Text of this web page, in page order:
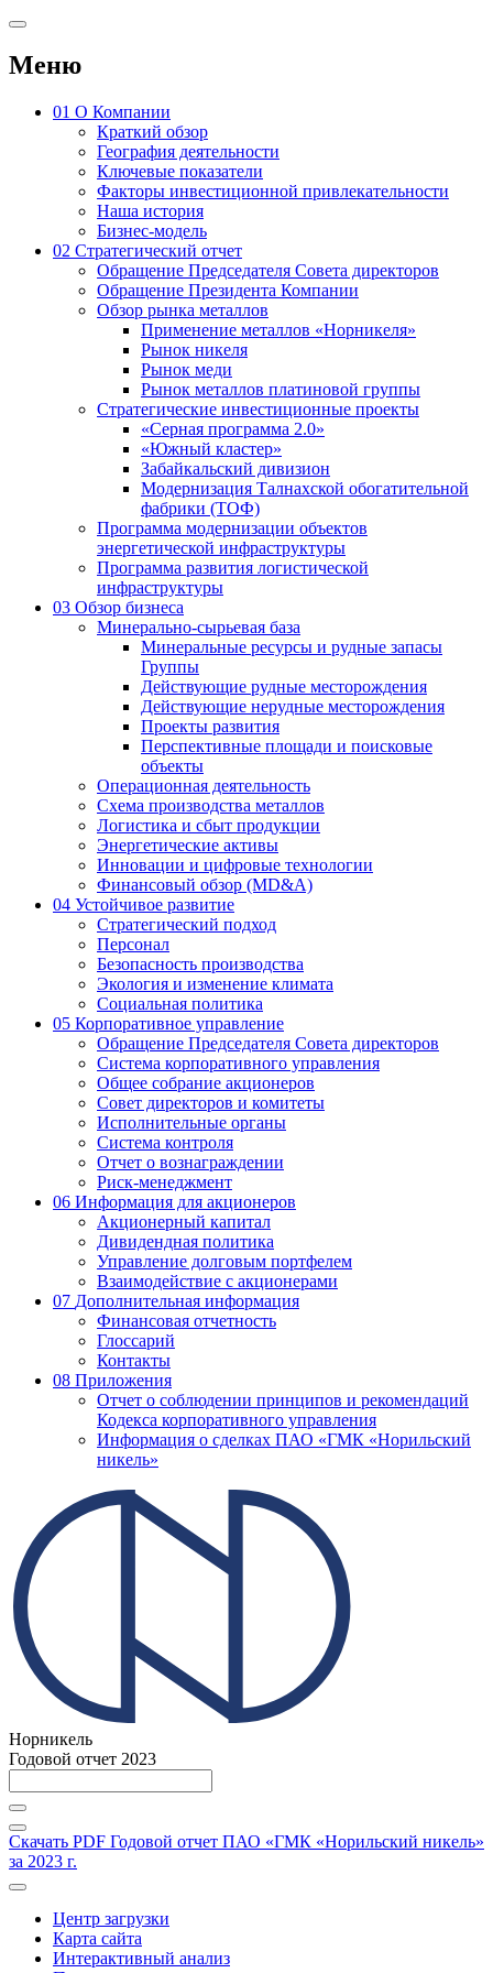
Меню
01 О Компании
Краткий обзор
География деятельности
Ключевые показатели
Факторы инвестиционной привлекательности
Наша история
Бизнес-модель
02 Стратегический отчет
Обращение Председателя Совета директоров
Обращение Президента Компании
Обзор рынка металлов
Применение металлов «Норникеля»
Рынок никеля
Рынок меди
Рынок металлов платиновой группы
Стратегические инвестиционные проекты
«Серная программа 2.0»
«Южный кластер»
Забайкальский дивизион
Модернизация Талнахской обогатительной
фабрики (ТОФ)
Программа модернизации объектов
энергетической инфраструктуры
Программа развития логистической
инфраструктуры
03 Обзор бизнеса
Минерально-сырьевая база
Минеральные ресурсы и рудные запасы
Группы
Действующие рудные месторождения
Действующие нерудные месторождения
Проекты развития
Перспективные площади и поисковые
объекты
Операционная деятельность
Схема производства металлов
Логистика и сбыт продукции
Энергетические активы
Инновации и цифровые технологии
Финансовый обзор (MD&A)
04 Устойчивое развитие
Стратегический подход
Персонал
Безопасность производства
Экология и изменение климата
Социальная политика
05 Корпоративное управление
Обращение Председателя Совета директоров
Система корпоративного управления
Общее собрание акционеров
Совет директоров и комитеты
Исполнительные органы
Система контроля
Отчет о вознаграждении
Риск-менеджмент
06 Информация для акционеров
Акционерный капитал
Дивидендная политика
Управление долговым портфелем
Взаимодействие с акционерами
07 Дополнительная информация
Финансовая отчетность
Глоссарий
Контакты
08 Приложения
Отчет о соблюдении принципов и рекомендаций
Кодекса корпоративного управления
Информация о сделках ПАО «ГМК «Норильский
никель»
Норникель
Годовой отчет 2023
Скачать PDF Годовой отчет ПАО «ГМК «Норильский никель»
за 2023 г.
Центр загрузки
Карта сайта
Интерактивный анализ